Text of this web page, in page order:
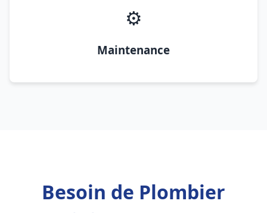
⚙️
Maintenance
Besoin de Plombier